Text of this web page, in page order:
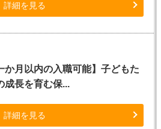
詳細を見る
か月以内の入職可能】子どもた
成長を育む保...
詳細を見る